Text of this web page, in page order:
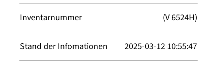
Inventarnummer (V 6524H)
Stand der Infomationen 2025-03-12 10:55:47